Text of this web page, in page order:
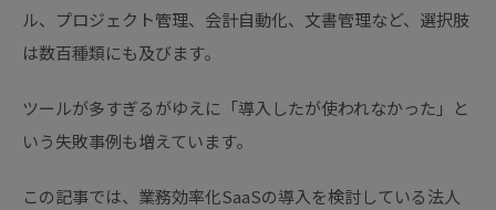
ル、プロジェクト管理、会計自動化、文書管理など、選択肢
は数百種類にも及びます。
ツールが多すぎるがゆえに「導入したが使われなかった」と
いう失敗事例も増えています。
この記事では、業務効率化SaaSの導入を検討している法人